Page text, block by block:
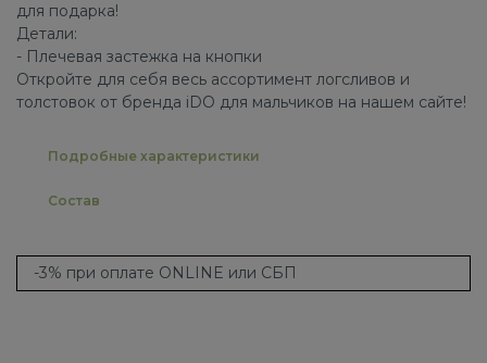
для подарка!
Детали:
- Плечевая застежка на кнопки
Откройте для себя весь ассортимент логсливов и
толстовок от бренда iDO для мальчиков на нашем сайте!
Подробные характеристики
Состав
-3% при оплате ONLINE или СБП